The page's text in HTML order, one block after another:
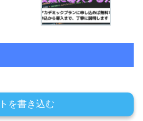
を書き込む